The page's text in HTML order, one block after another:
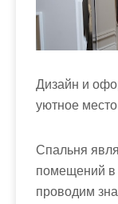
Дизайн и
уютное
Спальня
помещений в
проводим